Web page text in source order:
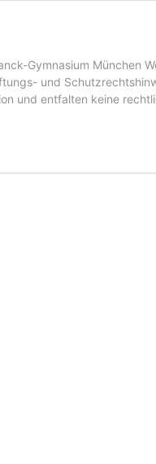
Gymnasium München
und
und entfalten keine